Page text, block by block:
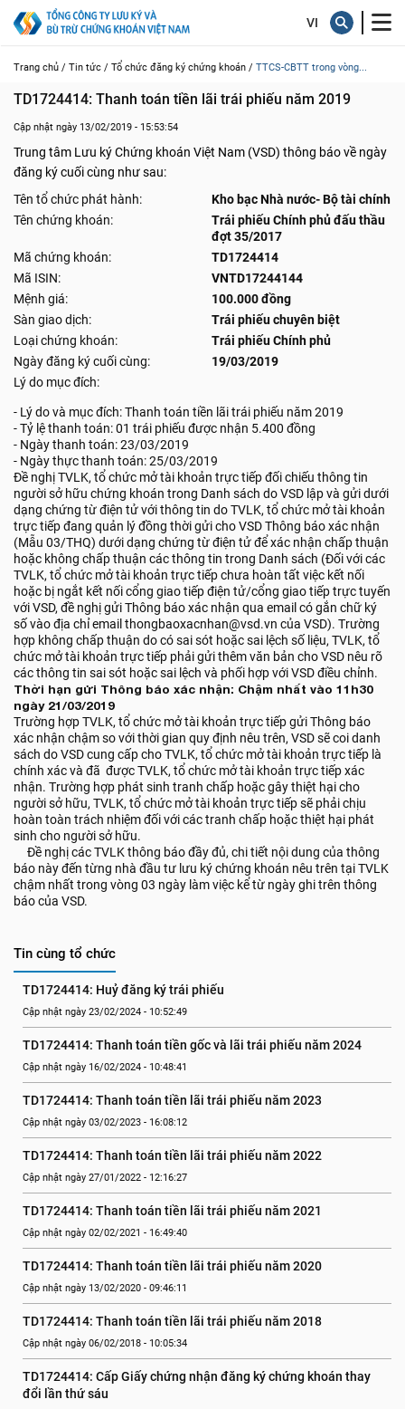
Trang chủ / Tin tức / Tổ chức đăng ký chứng khoán / TTCS-CBTT trong vòng...
TD1724414: Thanh toán tiền lãi trái phiếu năm 2019
Cập nhật ngày 13/02/2019 - 15:53:54
Trung tâm Lưu ký Chứng khoán Việt Nam (VSD) thông báo về ngày
đăng ký cuối cùng như sau:
Tên tổ chức phát hành:
Kho bạc Nhà nước- Bộ tài chính
Tên chứng khoán:
Trái phiếu Chính phủ đấu thầu
đợt 35/2017
Mã chứng khoán:
TD1724414
Mã ISIN:
VNTD17244144
Mệnh giá:
100.000 đồng
Sàn giao dịch:
Trái phiếu chuyên biệt
Loại chứng khoán:
Trái phiếu Chính phủ
Ngày đăng ký cuối cùng:
19/03/2019
Lý do mục đích:
- Lý do và mục đích: Thanh toán tiền lãi trái phiếu năm 2019
- Tỷ lệ thanh toán: 01 trái phiếu được nhận 5.400 đồng
- Ngày thanh toán: 23/03/2019
- Ngày thực thanh toán: 25/03/2019
Đề nghị TVLK, tổ chức mở tài khoản trực tiếp đối chiếu thông tin
người sở hữu chứng khoán trong Danh sách do VSD lập và gửi dưới
dạng chứng từ điện tử với thông tin do TVLK, tổ chức mở tài khoản
trực tiếp đang quản lý đồng thời gửi cho VSD Thông báo xác nhận
(Mẫu 03/THQ) dưới dạng chứng từ điện tử để xác nhận chấp thuận
hoặc không chấp thuận các thông tin trong Danh sách (Đối với các
TVLK, tổ chức mở tài khoản trực tiếp chưa hoàn tất việc kết nối
hoặc bị ngắt kết nối cổng giao tiếp điện tử/cổng giao tiếp trực tuyến
với VSD, đề nghị gửi Thông báo xác nhận qua email có gắn chữ ký
số vào địa chỉ email thongbaoxacnhan@vsd.vn của VSD). Trường
hợp không chấp thuận do có sai sót hoặc sai lệch số liệu, TVLK, tổ
chức mở tài khoản trực tiếp phải gửi thêm văn bản cho VSD nêu rõ
các thông tin sai sót hoặc sai lệch và phối hợp với VSD điều chỉnh.
Thời hạn gửi Thông báo xác nhận: Chậm nhất vào 11h30
ngày 21/03/2019
Trường hợp TVLK, tổ chức mở tài khoản trực tiếp gửi Thông báo
xác nhận chậm so với thời gian quy định nêu trên, VSD sẽ coi danh
sách do VSD cung cấp cho TVLK, tổ chức mở tài khoản trực tiếp là
chính xác và đã được TVLK, tổ chức mở tài khoản trực tiếp xác
nhận. Trường hợp phát sinh tranh chấp hoặc gây thiệt hại cho
người sở hữu, TVLK, tổ chức mở tài khoản trực tiếp sẽ phải chịu
hoàn toàn trách nhiệm đối với các tranh chấp hoặc thiệt hại phát
sinh cho người sở hữu.
Đề nghị các TVLK thông báo đầy đủ, chi tiết nội dung của thông
báo này đến từng nhà đầu tư lưu ký chứng khoán nêu trên tại TVLK
chậm nhất trong vòng 03 ngày làm việc kể từ ngày ghi trên thông
báo của VSD.
Tin cùng tổ chức
TD1724414: Huỷ đăng ký trái phiếu
Cập nhật ngày 23/02/2024 - 10:52:49
TD1724414: Thanh toán tiền gốc và lãi trái phiếu năm 2024
Cập nhật ngày 16/02/2024 - 10:48:41
TD1724414: Thanh toán tiền lãi trái phiếu năm 2023
Cập nhật ngày 03/02/2023 - 16:08:12
TD1724414: Thanh toán tiền lãi trái phiếu năm 2022
Cập nhật ngày 27/01/2022 - 12:16:27
TD1724414: Thanh toán tiền lãi trái phiếu năm 2021
Cập nhật ngày 02/02/2021 - 16:49:40
TD1724414: Thanh toán tiền lãi trái phiếu năm 2020
Cập nhật ngày 13/02/2020 - 09:46:11
TD1724414: Thanh toán tiền lãi trái phiếu năm 2018
Cập nhật ngày 06/02/2018 - 10:05:34
TD1724414: Cấp Giấy chứng nhận đăng ký chứng khoán thay
đổi lần thứ sáu